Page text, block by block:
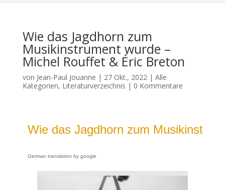
Wie das Jagdhorn zum
Musikinstrument wurde –
Michel Rouffet & Éric Breton
von Jean-Paul Jouanne | 27 Okt., 2022| Alle
Kategorien, Literaturverzeichnis | 0 Kommentare
Wie das Jagdhorn zum
German translation by google